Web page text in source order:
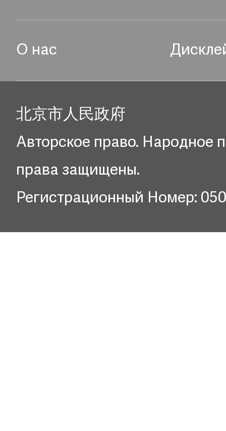
О нас
北京市人民政府
Авторское право. Народное
права защищены.
Регистрационный Номер: